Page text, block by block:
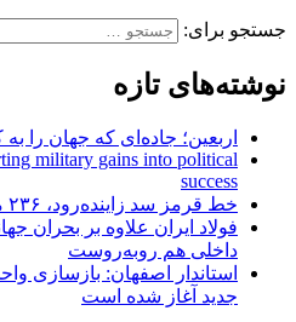
جستجو برای:
نوشته‌های تازه
اربعین؛ جاده‌ای که جهان را
military gains into political
success
خط قرمز سد زاینده‌رود، ۲۳۶ میلیون مترمکعب است
فولاد ایران علاوه بر بحران
داخلی هم روبه‌روست
استاندار اصفهان: بازسازی
جدید آغاز شده است